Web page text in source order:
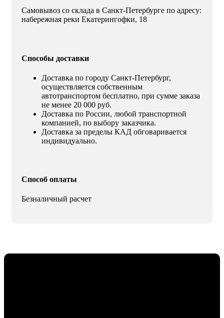
Самовывоз со склада в Санкт-Петербурге по адресу:
набережная реки Екатерингофки, 18
Способы доставки
Доставка по городу Санкт-Петербург,
осуществляется собственным
автотранспортом бесплатно, при сумме заказа
не менее 20 000 руб.
Доставка по России, любой транспортной
компанией, по выбору заказчика.
Доставка за пределы КАД обговаривается
индивидуально.
Способ оплаты
Безналичный расчет